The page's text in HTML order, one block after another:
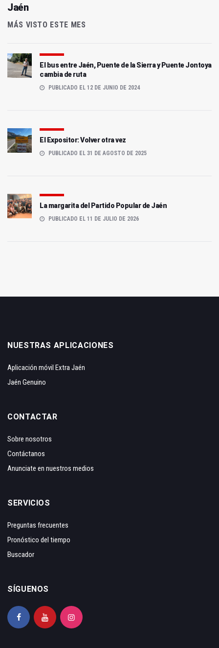
Jaén
MÁS VISTO ESTE MES
El bus entre Jaén, Puente de la Sierra y Puente Jontoya
cambia de ruta
PUBLICADO EL 12 DE JUNIO DE 2024
El Expositor: Volver otra vez
PUBLICADO EL 31 DE AGOSTO DE 2025
La margarita del Partido Popular de Jaén
PUBLICADO EL 11 DE JULIO DE 2026
NUESTRAS APLICACIONES
Aplicación móvil Extra Jaén
Jaén Genuino
CONTACTAR
Sobre nosotros
Contáctanos
Anunciate en nuestros medios
SERVICIOS
Preguntas frecuentes
Pronóstico del tiempo
Buscador
SÍGUENOS